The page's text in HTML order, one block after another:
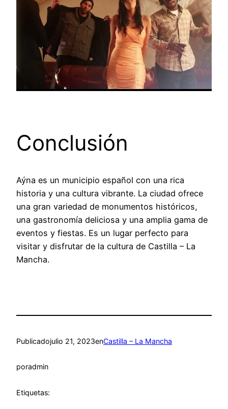
Conclusión
Aýna es un municipio español con una rica
historia y una cultura vibrante. La ciudad ofrece
una gran variedad de monumentos históricos,
una gastronomía deliciosa y una amplia gama de
eventos y fiestas. Es un lugar perfecto para
visitar y disfrutar de la cultura de Castilla – La
Mancha.
Publicadojulio 21, 2023enCastilla – La Mancha
poradmin
Etiquetas: